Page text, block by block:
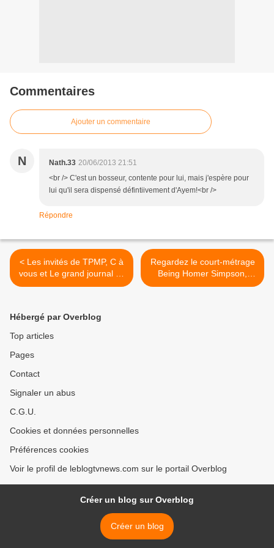
Commentaires
Ajouter un commentaire
N Nath.33 20/06/2013 21:51
<br /> C'est un bosseur, contente pour lui, mais j'espère pour
lui qu'il sera dispensé défintiivement d'Ayem!<br />
Répondre
< Les invités de TPMP, C à
vous et Le grand journal ce
vendredi 21 juin.
Regardez le court-métrage
Being Homer Simpson,
d'Arnaud Demanche (avec
Hébergé par Overblog
Top articles
Pages
Contact
Signaler un abus
C.G.U.
Cookies et données personnelles
Préférences cookies
Voir le profil de leblogtvnews.com sur le portail Overblog
Créer un blog sur Overblog
Créer un blog